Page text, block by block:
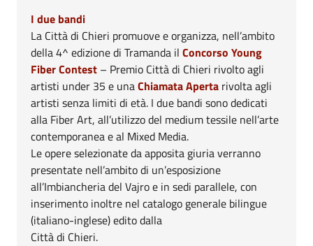
I due bandi
La Città di Chieri promuove e organizza, nell’ambito
della 4^ edizione di Tramanda il Concorso Young
Fiber Contest – Premio Città di Chieri rivolto agli
artisti under 35 e unaChiamata Aperta rivolta agli
artisti senza limiti di età. I due bandi sono dedicati
alla Fiber Art, all’utilizzo del medium tessile nell’arte
contemporanea e al Mixed Media.
Le opere selezionate da apposita giuria verranno
presentate nell’ambito di un’esposizione
all’Imbiancheria del Vajro e in sedi parallele, con
inserimento inoltre nel catalogo generale bilingue
(italiano-inglese) edito dalla
Città di Chieri.